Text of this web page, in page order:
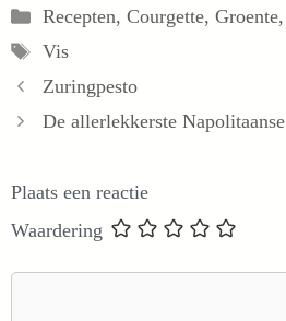
Categorieën
Recepten, Courgette, Groente,
Tags
Vis
Zuringpesto
De allerlekkerste
Plaats een reactie
Waardering